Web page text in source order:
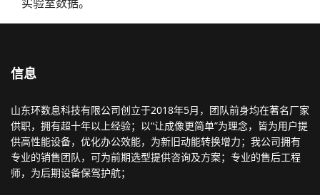
信息
山东环数息科技有限公司创立于2018年5月，团队前身均在著名厂家
供职，拥有超十年以上经验；以“让成像更简单”为理念，皆为用户提
供高性能设备，优化办公效能，为新旧动能转换增力；我公司拥有
专业的销售团队，可为前期选型提供咨询及方案；专业的售后工程
师，为后期设备保驾护航；